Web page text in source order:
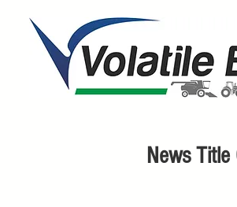
News